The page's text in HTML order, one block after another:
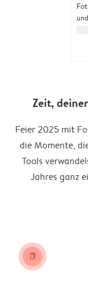
Zeit,
Feier 2025 mit
die Momente,
Tools
Jahres ganz
book